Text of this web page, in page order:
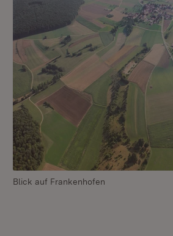
Blick auf Frankenhofen